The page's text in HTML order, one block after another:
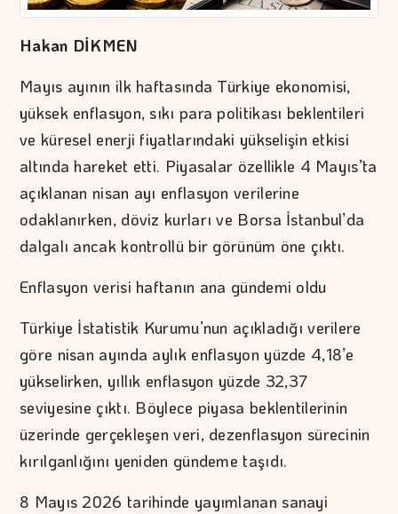
Hakan DİKMEN
Mayıs ayının ilk haftasında Türkiye ekonomisi,
yüksek enflasyon, sıkı para politikası beklentileri
ve küresel enerji fiyatlarındaki yükselişin etkisi
altında hareket etti. Piyasalar özellikle 4 Mayıs’ta
açıklanan nisan ayı enflasyon verilerine
odaklanırken, döviz kurları ve Borsa İstanbul’da
dalgalı ancak kontrollü bir görünüm öne çıktı.
Enflasyon verisi haftanın ana gündemi oldu
Türkiye İstatistik Kurumu’nun açıkladığı verilere
göre nisan ayında aylık enflasyon yüzde 4,18’e
yükselirken, yıllık enflasyon yüzde 32,37
seviyesine çıktı. Böylece piyasa beklentilerinin
üzerinde gerçekleşen veri, dezenflasyon sürecinin
kırılganlığını yeniden gündeme taşıdı.
8 Mayıs 2026 tarihinde yayımlanan sanayi